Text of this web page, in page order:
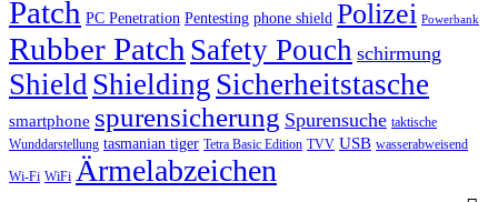
Patch PC Penetration Pentesting phone shield Polizei Powerbank
Rubber Patch Safety Pouch schirmung
ShieldShielding Sicherheitstasche
smartphone spurensicherung Spurensuche taktische
Wunddarstellung tasmanian tiger Tetra Basic Edition TVV USB wasserabweisend
Wi-Fi WiFi Ärmelabzeichen